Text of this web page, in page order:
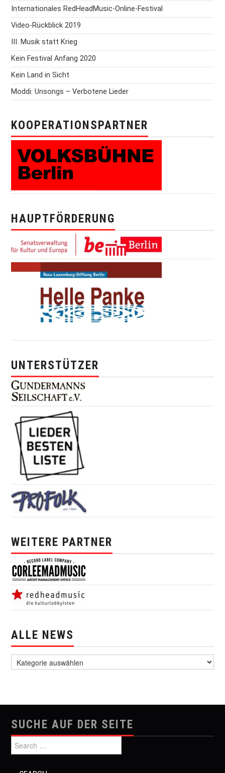
Internationales RedHeadMusic-Online-Festival
Video-Rückblick 2019
III. Musik statt Krieg
Kein Festival Anfang 2020
Kein Land in Sicht
Moddi: Unsongs – Verbotene Lieder
KOOPERATIONSPARTNER
HAUPTFÖRDERUNG
UNTERSTÜTZER
WEITERE PARTNER
ALLE NEWS
SUCHE AUF DER SEITE
Search for: